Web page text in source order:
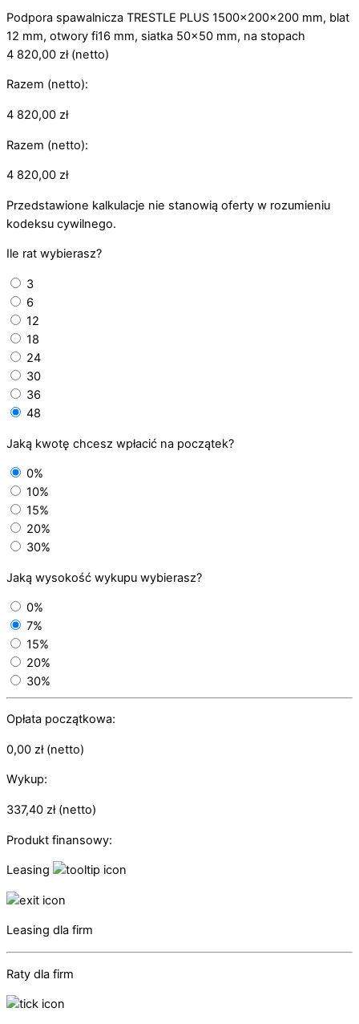
Podpora spawalnicza TRESTLE PLUS 1500x200x200 mm, blat
12 mm, otwory fi16 mm, siatka 50x50 mm, na stopach
4 820,00 zł(netto)
Razem (netto):
4 820,00 zł
Razem (netto):
4 820,00 zł
Przedstawione kalkulacje nie stanowią oferty w rozumieniu
kodeksu cywilnego.
Ile rat wybierasz?
3
6
12
18
24
30
36
48
Jaką kwotę chcesz wpłacić na początek?
0%
10%
15%
20%
30%
Jaką wysokość wykupu wybierasz?
0%
7%
15%
20%
30%
Opłata początkowa:
0,00 zł(netto)
Wykup:
337,40 zł(netto)
Produkt finansowy:
Leasing
Leasing dla firm
Raty dla firm